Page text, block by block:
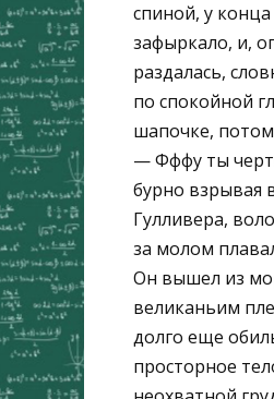
спиной, у
зафыркало, и,
раздалась,
по спокойной
шапочке,
— Фффу ты
бурно взрывая
Гулливера,
за молом
Он вышел из
великаньим
долго еще
просторное